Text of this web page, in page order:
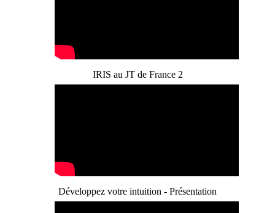
IRIS au JT de France 2
Développez votre intuition - Présentation